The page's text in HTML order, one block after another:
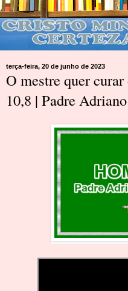
terça-feira, 20 de junho de 2023
O mestre quer
10,8 | Padre